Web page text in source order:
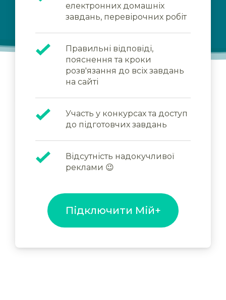
електронних домашніх
завдань, перевірочних робіт
Правильні відповіді,
пояснення та кроки
розв'язання до всіх завдань
на сайті
Участь у конкурсах та доступ
до підготовчих завдань
Відсутність надокучливої
реклами 😉
Підключити Мій+